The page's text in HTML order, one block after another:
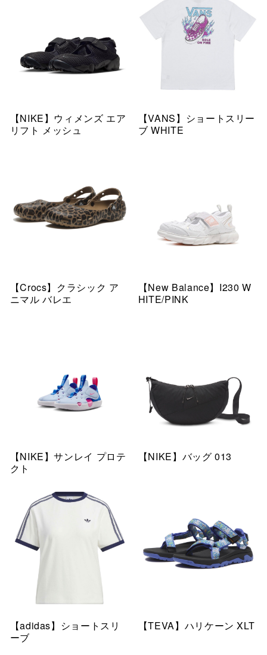
【NIKE】ウィメンズ エア
リフト メッシュ
【VANS】ショートスリー
ブ WHITE
【Crocs】クラシック ア
ニマル バレエ
【New Balance】I230 W
HITE/PINK
【NIKE】サンレイ プロテ
クト
【NIKE】バッグ 013
【adidas】ショートスリ
ーブ
【TEVA】ハリケーン XLT